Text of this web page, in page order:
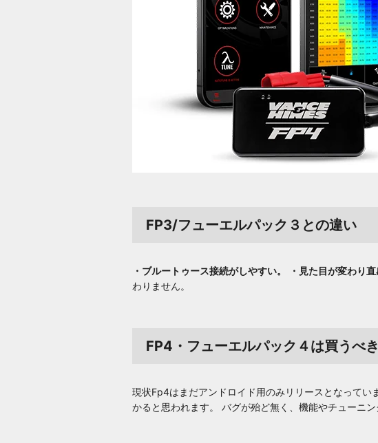
FP3/フューエルパック３との違い
・ブルートゥース接続がしやすい。 ・見た目が変わり
わりません。
FP4・フューエルパック４は買うべ
現状Fp4はまだアンドロイド用のみリリースとなって
かると思われます。 バグが殆ど無く、機能やチューニ